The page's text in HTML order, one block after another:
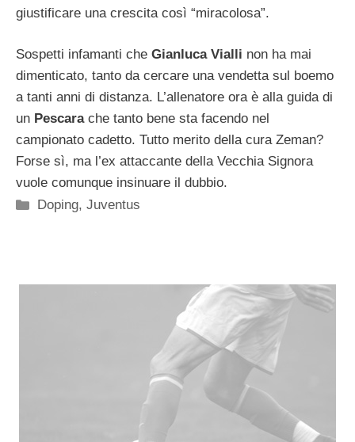
giustificare una crescita così “miracolosa”.
Sospetti infamanti che Gianluca Vialli non ha mai
dimenticato, tanto da cercare una vendetta sul boemo
a tanti anni di distanza. L’allenatore ora è alla guida di
un Pescarache tanto bene sta facendo nel
campionato cadetto. Tutto merito della cura Zeman?
Forse sì, ma l’ex attaccante della Vecchia Signora
vuole comunque insinuare il dubbio.
Categorie
Doping,Juventus